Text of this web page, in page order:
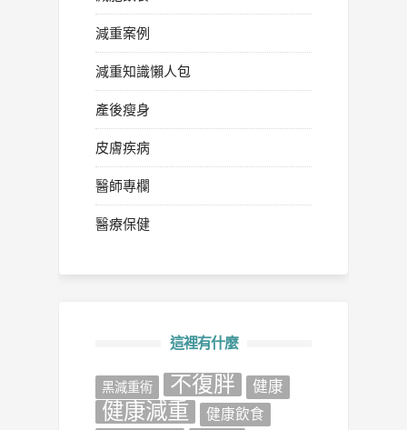
減重案例
減重知識懶人包
產後瘦身
皮膚疾病
醫師專欄
醫療保健
這裡有什麼
‎黑減重術‬ 不復胖 健康
健康減重 健康飲食